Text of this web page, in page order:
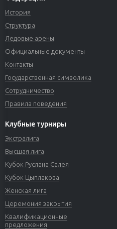
История
Структура
Ледовые арены
Официальные документы
Контакты
Государственная символика
Сотрудничество
Правила поведения
Клубные турниры
Экстралига
Высшая лига
Кубок Руслана Салея
Кубок Цыплакова
Женская лига
Церемония закрытия
Квалификационные
предложения